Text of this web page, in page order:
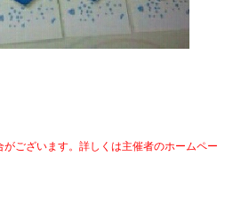
ございます。詳しくは主催者のホームペー